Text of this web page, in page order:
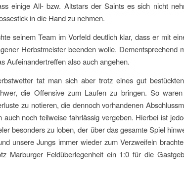
einige All- bzw. Altstars der Saints es sich nicht
in die Hand zu nehmen.
seinem Team im Vorfeld deutlich klar, dass er mit
Herbstmeister beenden wolle. Dementsprechend
Aufeinandertreffen also auch angehen.
tat man sich aber trotz eines gut
die Offensive zum Laufen zu bringen. So
zu notieren, die dennoch vorhandenen
auch noch teilweise fahrlässig vergeben. Hierbei ist
besonders zu loben, der über das gesamte Spiel
unsere Jungs immer wieder zum Verzweifeln
Marburger Feldüberlegenheit ein 1:0 für die